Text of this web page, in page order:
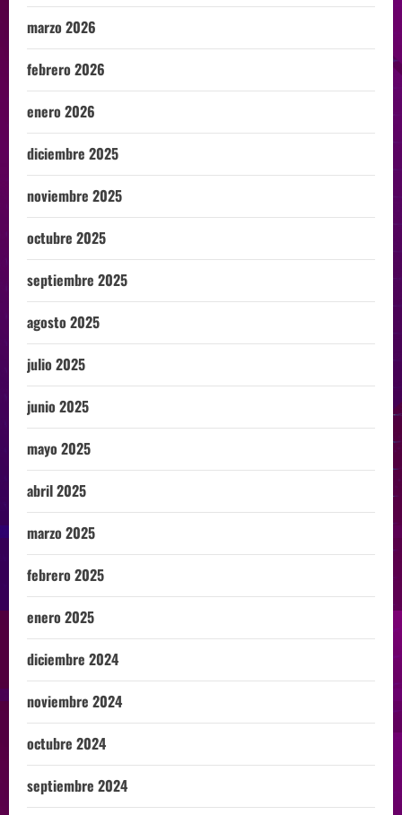
marzo 2026
febrero 2026
enero 2026
diciembre 2025
noviembre 2025
octubre 2025
septiembre 2025
agosto 2025
julio 2025
junio 2025
mayo 2025
abril 2025
marzo 2025
febrero 2025
enero 2025
diciembre 2024
noviembre 2024
octubre 2024
septiembre 2024